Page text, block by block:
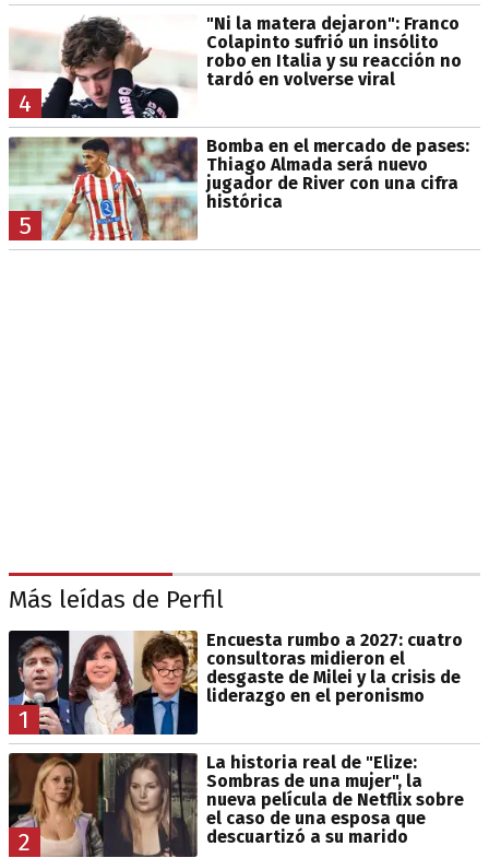
4
"Ni la matera dejaron": Franco
Colapinto sufrió un insólito
robo en Italia y su reacción no
tardó en volverse viral
5
Bomba en el mercado de pases:
Thiago Almada será nuevo
jugador de River con una cifra
histórica
Más leídas de Perfil
1
Encuesta rumbo a 2027: cuatro
consultoras midieron el
desgaste de Milei y la crisis de
liderazgo en el peronismo
2
La historia real de "Elize:
Sombras de una mujer", la
nueva película de Netflix sobre
el caso de una esposa que
descuartizó a su marido